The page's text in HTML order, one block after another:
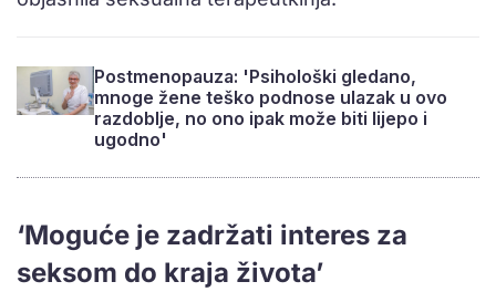
Postmenopauza: 'Psihološki gledano,
mnoge žene teško podnose ulazak u ovo
razdoblje, no ono ipak može biti lijepo i
ugodno'
‘Moguće je zadržati interes za
seksom do kraja života’